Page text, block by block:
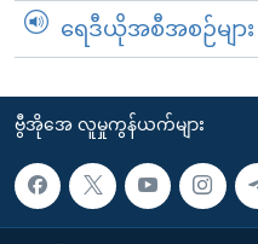
ရေဒီယိုအစီအစဉ်များ
ဗွီအိုအေ လူမှုကွန်ယက်များ